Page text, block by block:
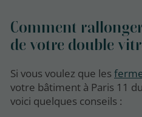
Comment
de votre double
Si vous voulez que les
votre bâtiment à Paris 11
voici quelques conseils :